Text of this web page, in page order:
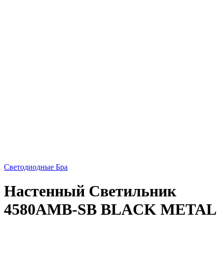
Светодиодные Бра
Настенный Светильник
4580AMB-SB BLACK METAL